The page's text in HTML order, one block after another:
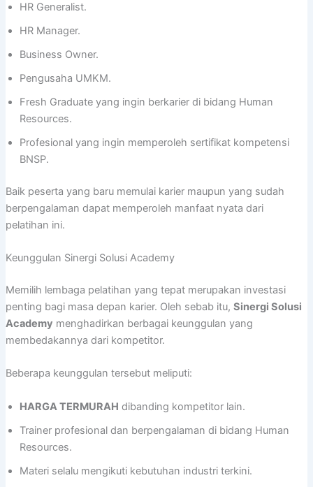
HR Generalist.
HR Manager.
Business Owner.
Pengusaha UMKM.
Fresh Graduate yang ingin berkarier di bidang Human
Resources.
Profesional yang ingin memperoleh sertifikat kompetensi
BNSP.
Baik peserta yang baru memulai karier maupun yang sudah
berpengalaman dapat memperoleh manfaat nyata dari
pelatihan ini.
Keunggulan Sinergi Solusi Academy
Memilih lembaga pelatihan yang tepat merupakan investasi
penting bagi masa depan karier. Oleh sebab itu, Sinergi Solusi
Academy menghadirkan berbagai keunggulan yang
membedakannya dari kompetitor.
Beberapa keunggulan tersebut meliputi:
HARGA TERMURAH dibanding kompetitor lain.
Trainer profesional dan berpengalaman di bidang Human
Resources.
Materi selalu mengikuti kebutuhan industri terkini.